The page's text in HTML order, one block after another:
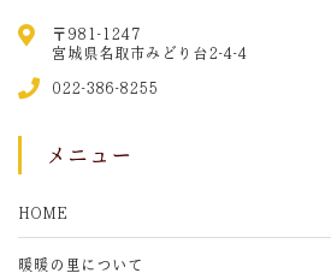
〒981-1247
宮城県名取市みどり台2-4-4
022-386-8255
メニュー
HOME
暖暖の里について